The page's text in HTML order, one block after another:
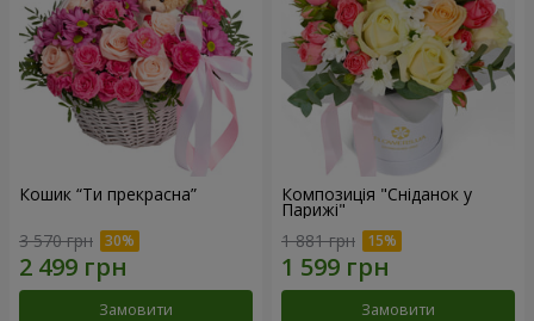
Кошик “Ти прекрасна”
3 570 грн
Замовити
Композиція "Сніданок у
Парижі"
1 881 грн
Замовити